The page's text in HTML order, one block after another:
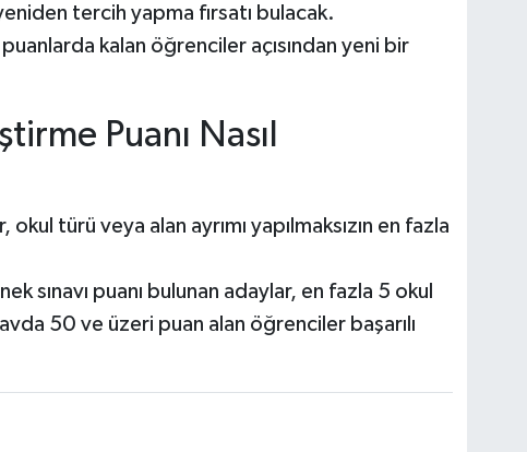
tercih yapma fırsatı bulacak.
kalan öğrenciler açısından yeni bir
Puanı Nasıl
türü veya alan ayrımı yapılmaksızın en fazla
sınavı puanı bulunan adaylar, en fazla 5 okul
50 ve üzeri puan alan öğrenciler başarılı